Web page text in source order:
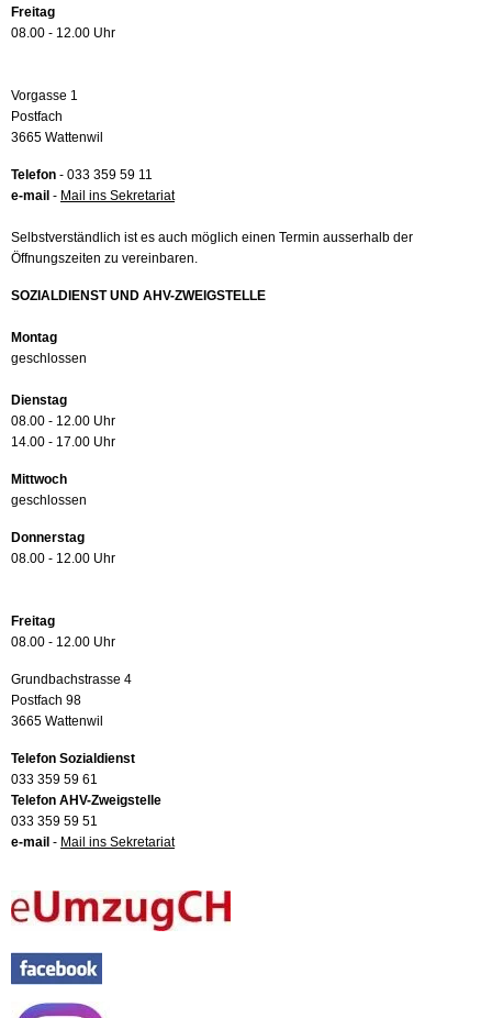
Freitag
08.00 - 12.00 Uhr
Vorgasse 1
Postfach
3665 Wattenwil
Telefon - 033 359 59 11
e-mail - Mail ins Sekretariat
Selbstverständlich ist es auch möglich einen Termin ausserhalb der
Öffnungszeiten zu vereinbaren.
SOZIALDIENST UND AHV-ZWEIGSTELLE
Montag
geschlossen
Dienstag
08.00 - 12.00 Uhr
14.00 - 17.00 Uhr
Mittwoch
geschlossen
Donnerstag
08.00 - 12.00 Uhr
Freitag
08.00 - 12.00 Uhr
Grundbachstrasse 4
Postfach 98
3665 Wattenwil
Telefon Sozialdienst
033 359 59 61
Telefon AHV-Zweigstelle
033 359 59 51
e-mail - Mail ins Sekretariat